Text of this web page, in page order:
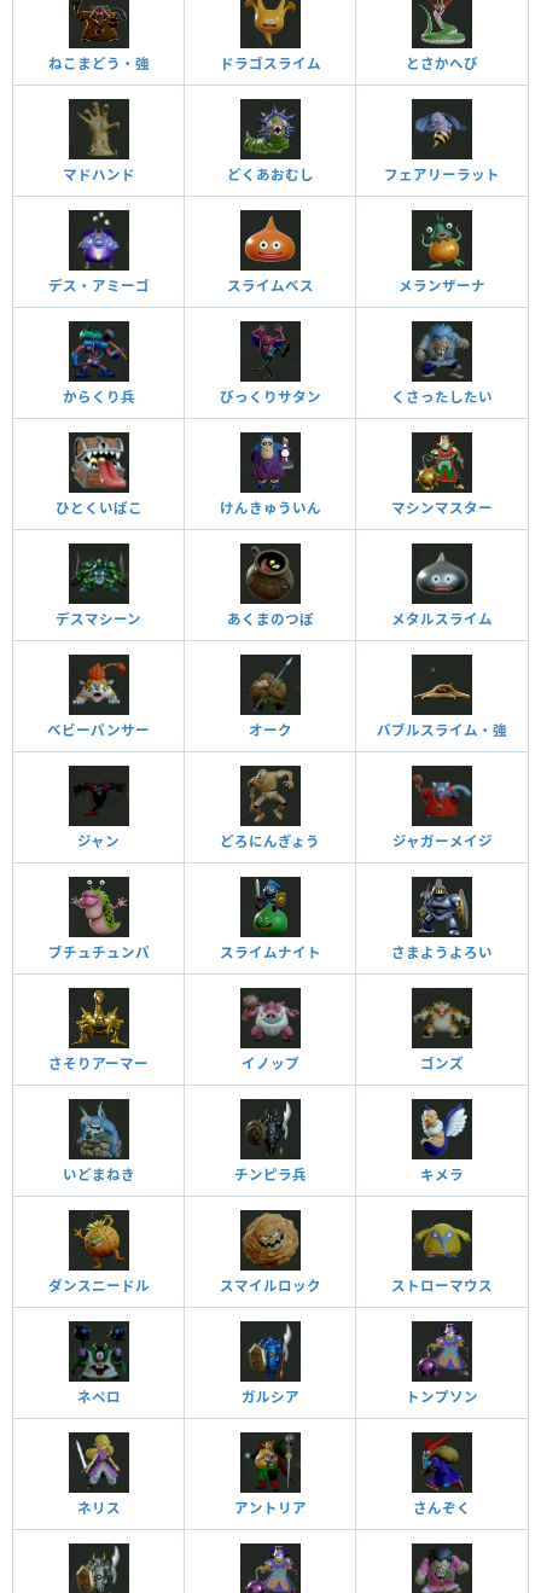
ねこまどう・強 ドラゴスライム とさかへび
マドハンド どくあおむし フェアリーラット
デス・アミーゴ スライムベス メランザーナ
からくり兵 びっくりサタン くさったしたい
ひとくいばこ けんきゅういん マシンマスター
デスマシーン あくまのつぼ メタルスライム
ベビーパンサー オーク バブルスライム・強
ジャン どろにんぎょう ジャガーメイジ
ブチュチュンパ スライムナイト さまようよろい
さそりアーマー イノップ ゴンズ
いどまねき チンピラ兵 キメラ
ダンスニードル スマイルロック ストローマウス
ネペロ ガルシア トンプソン
ネリス アントリア さんぞく